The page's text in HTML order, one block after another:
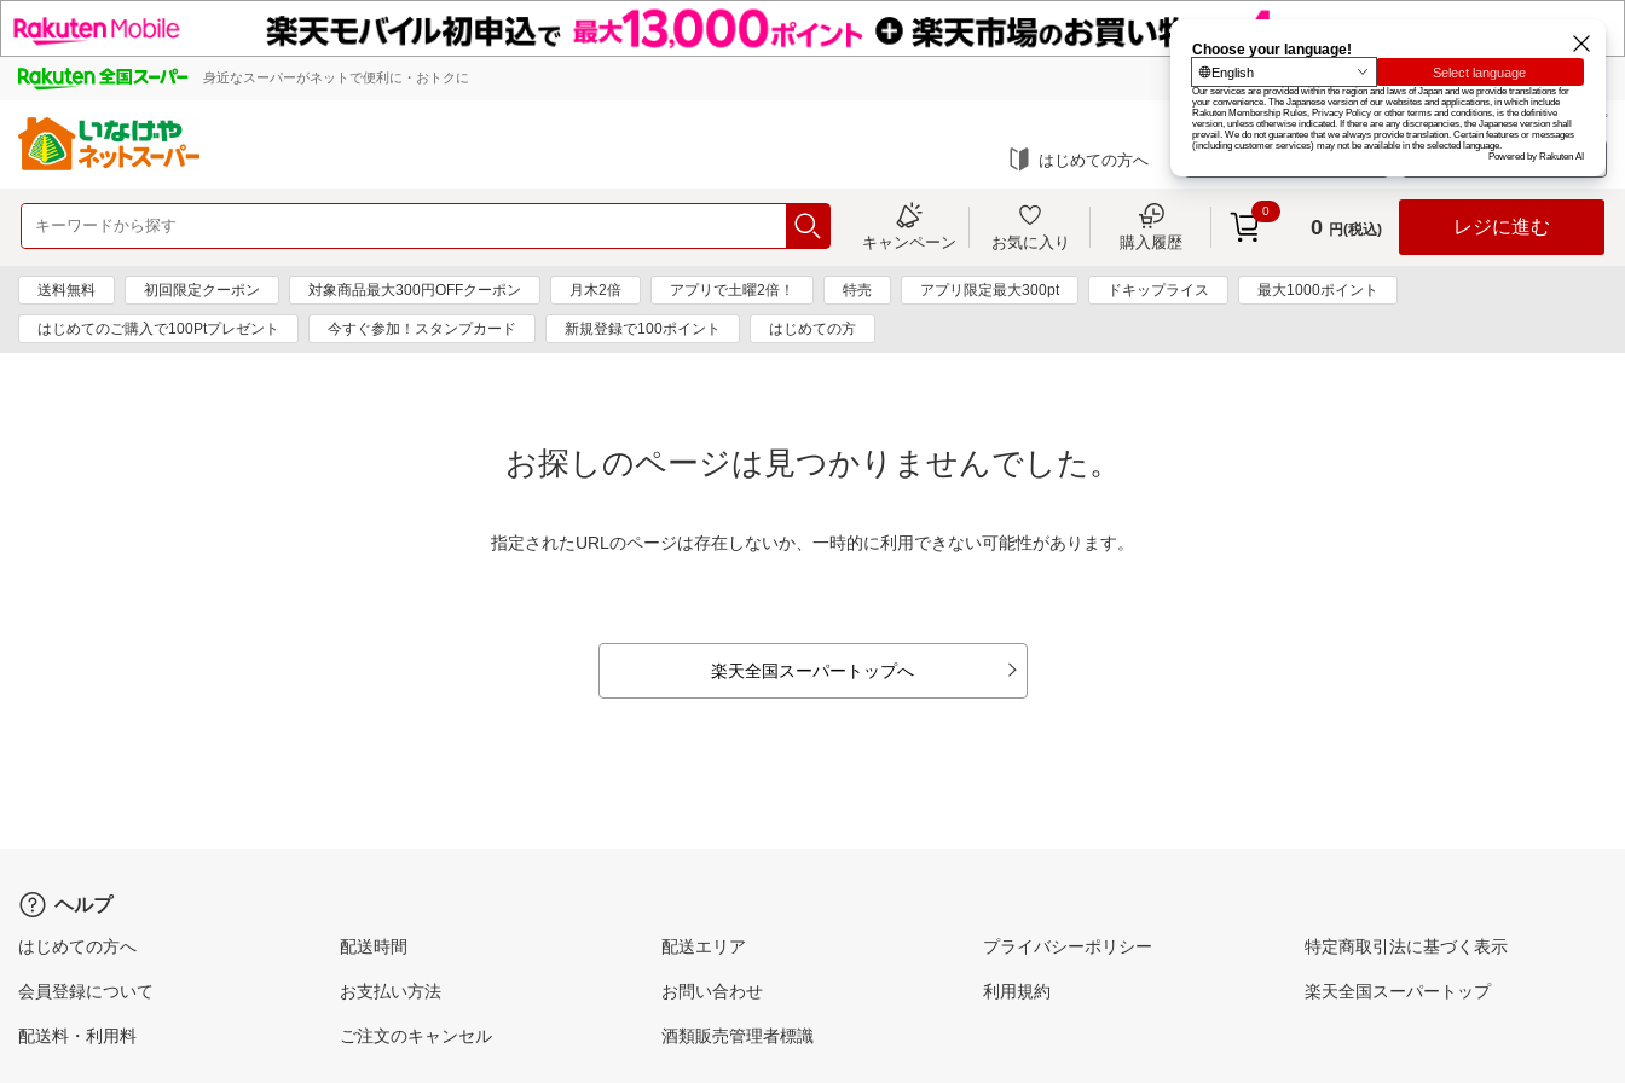
身近なスーパーがネットで便利に・おトクに 楽天グループ カード
お知らせ ヘルプ
はじめての方へ ログイン
キャンペーン お気に入り 購入履歴
0
0 円(税込) レジに進む
送料無料 初回限定クーポン 対象商品最大300円OFFクーポン 月木2倍 アプリで土曜2倍！ 特売 アプリ限定最大300pt ドキップライス 最大1000ポイント
はじめてのご購入で100Ptプレゼント 今すぐ参加！スタンプカード 新規登録で100ポイント はじめての方
お探しのページは見つかりませんでした。
指定されたURLのページは存在しないか、一時的に利用できない可能性があります。
楽天全国スーパートップへ
ヘルプ
はじめての方へ
会員登録について
配送料・利用料
配送時間
お支払い方法
ご注文のキャンセル
配送エリア
お問い合わせ
酒類販売管理者標識
プライバシーポリシー
利用規約
特定商取引法に基づく表示
楽天全国スーパートップ